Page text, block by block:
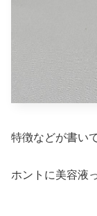
特徴などが書い
ホントに美容液